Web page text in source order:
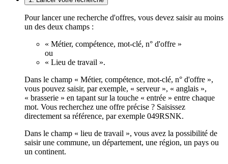
Pour lancer une recherche d'offres, vous devez saisir au moins
un des deux champs :
« Métier, compétence, mot-clé, n° d'offre »
ou
« Lieu de travail ».
Dans le champ « Métier, compétence, mot-clé, n° d'offre »,
vous pouvez saisir, par exemple, « serveur », « anglais »,
« brasserie » en tapant sur la touche « entrée » entre chaque
mot. Vous recherchez une offre précise ? Saisissez
directement sa référence, par exemple 049RSNK.
Dans le champ « lieu de travail », vous avez la possibilité de
saisir une commune, un département, une région, un pays ou
un continent.